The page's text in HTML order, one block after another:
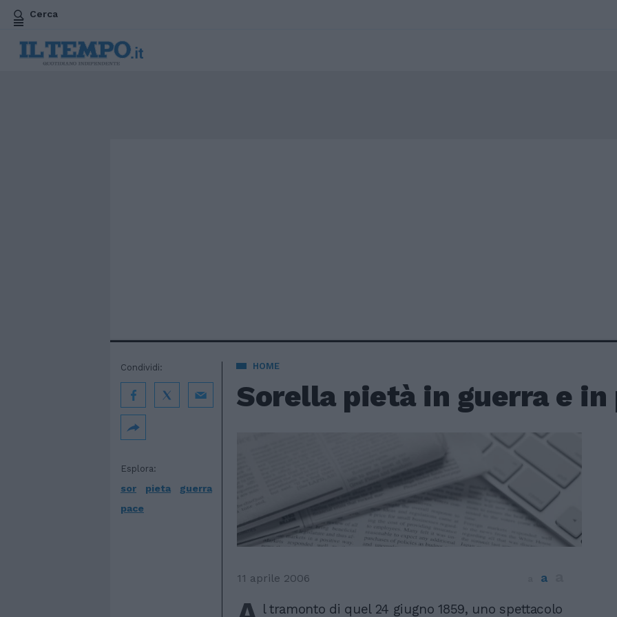
Cerca
HOME
Sorella pietà in guerra e in
Esplora:
sor pieta
guerra
pace
Condividi:
11 aprile 2006 a
l tramonto di quel 24 giugno 1859, uno spettacolo